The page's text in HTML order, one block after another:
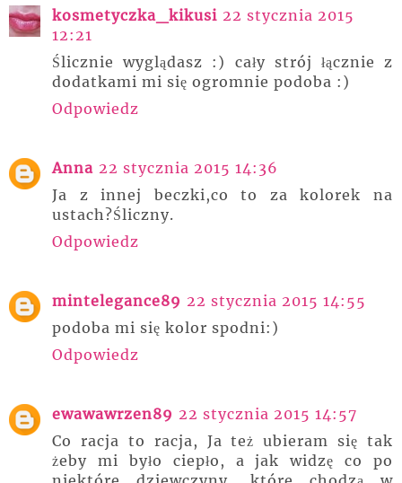
kosmetyczka_kikusi 22 stycznia 2015
12:21
Ślicznie wyglądasz :) cały strój łącznie z
dodatkami mi się ogromnie podoba :)
Odpowiedz
Anna 22 stycznia 2015 14:36
Ja z innej beczki,co to za kolorek na
ustach?Śliczny.
Odpowiedz
mintelegance89 22 stycznia 2015 14:55
podoba mi się kolor spodni:)
Odpowiedz
ewawawrzen89 22 stycznia 2015 14:57
Co racja to racja, Ja też ubieram się tak
żeby mi było ciepło, a jak widzę co po